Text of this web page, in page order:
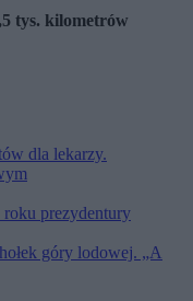
tys. kilometrów
dla lekarzy.
prezydentury
góry lodowej. „A